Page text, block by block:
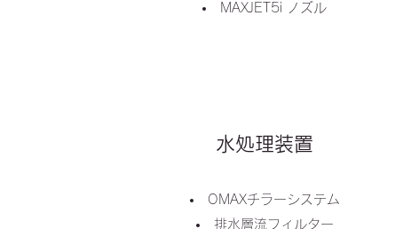
MAXJET5i ノズル
水処理装置
OMAXチラーシステム
排水層流フィルター